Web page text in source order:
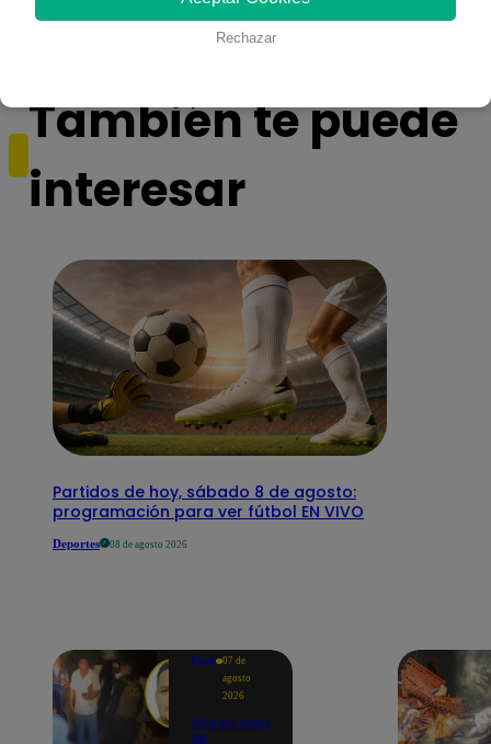
También te puede
interesar
Partidos de hoy, sábado 8 de agosto:
programación para ver fútbol EN VIVO
Deportes 08 de agosto 2026
Perú 07 de
agosto
2026
Giro en caso
de
Rechazar